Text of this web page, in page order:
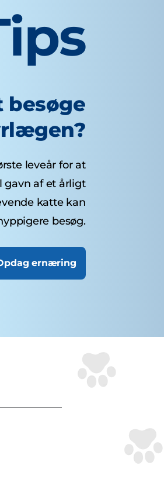
besøge
leveår for at
gavn af et årligt
katte kan
besøg.
ernæring